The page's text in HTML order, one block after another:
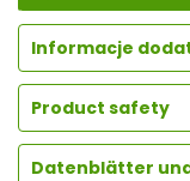
Informacje
Product safety
Datenblätter